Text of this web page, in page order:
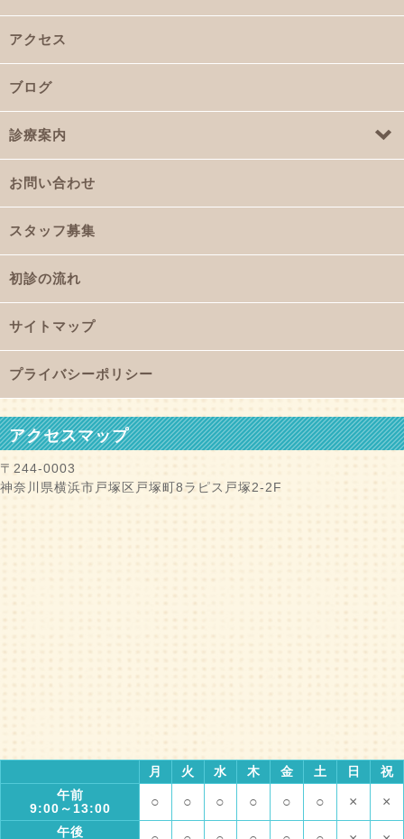
アクセス
ブログ
診療案内
お問い合わせ
スタッフ募集
初診の流れ
サイトマップ
プライバシーポリシー
アクセスマップ
〒244-0003
神奈川県横浜市戸塚区戸塚町8ラピス戸塚2-2F
月 火 水 木 金 土 日
祝
午前
9:00～13:00
○ ○ ○ ○ ○ ○ × ×
午後